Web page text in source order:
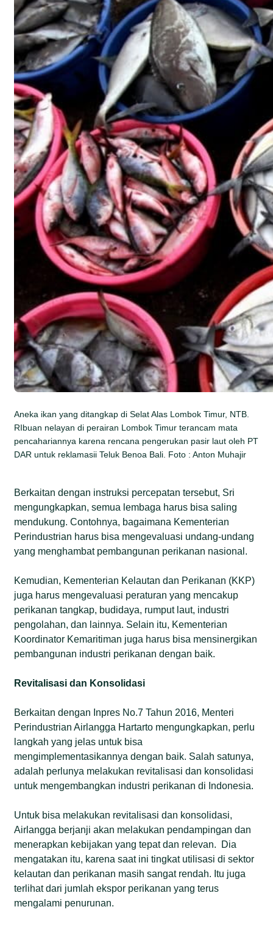
Aneka ikan yang ditangkap di Selat Alas Lombok Timur, NTB.
RIbuan nelayan di perairan Lombok Timur terancam mata
pencahariannya karena rencana pengerukan pasir laut oleh PT
DAR untuk reklamasii Teluk Benoa Bali. Foto : Anton Muhajir
Berkaitan dengan instruksi percepatan tersebut, Sri
mengungkapkan, semua lembaga harus bisa saling
mendukung. Contohnya, bagaimana Kementerian
Perindustrian harus bisa mengevaluasi undang-undang
yang menghambat pembangunan perikanan nasional.
Kemudian, Kementerian Kelautan dan Perikanan (KKP)
juga harus mengevaluasi peraturan yang mencakup
perikanan tangkap, budidaya, rumput laut, industri
pengolahan, dan lainnya. Selain itu, Kementerian
Koordinator Kemaritiman juga harus bisa mensinergikan
pembangunan industri perikanan dengan baik.
Revitalisasi dan Konsolidasi
Berkaitan dengan Inpres No.7 Tahun 2016, Menteri
Perindustrian Airlangga Hartarto mengungkapkan, perlu
langkah yang jelas untuk bisa
mengimplementasikannya dengan baik. Salah satunya,
adalah perlunya melakukan revitalisasi dan konsolidasi
untuk mengembangkan industri perikanan di Indonesia.
Untuk bisa melakukan revitalisasi dan konsolidasi,
Airlangga berjanji akan melakukan pendampingan dan
menerapkan kebijakan yang tepat dan relevan. Dia
mengatakan itu, karena saat ini tingkat utilisasi di sektor
kelautan dan perikanan masih sangat rendah. Itu juga
terlihat dari jumlah ekspor perikanan yang terus
mengalami penurunan.